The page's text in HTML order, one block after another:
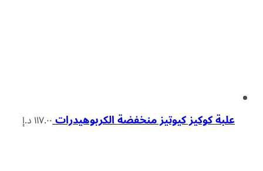
علبة كوكيز كيوتيز منخفضة الكربوهيدرات١١٧.٠٠د.إ